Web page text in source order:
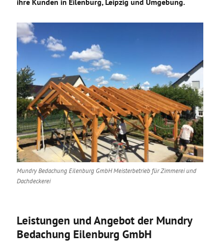
ihre Kunden in Eilenburg, Leipzig und Umgebung.
Mundry Bedachung Eilenburg GmbH Meisterbetrieb für Zimmerei und
Dachdeckerei
Leistungen und Angebot der Mundry
Bedachung Eilenburg GmbH